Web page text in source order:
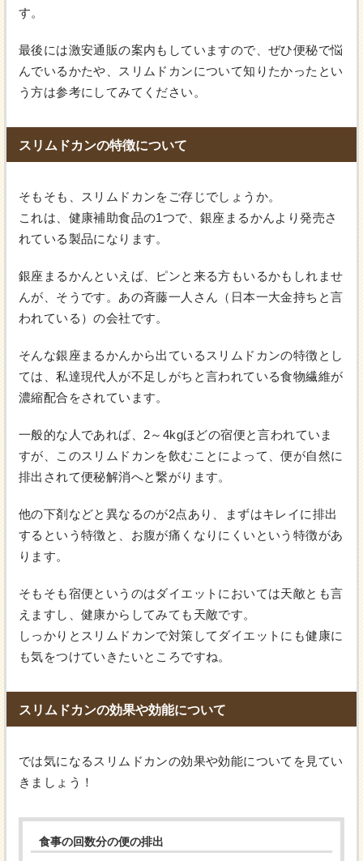
す。
最後には激安通販の案内もしていますので、ぜひ便秘で悩
んでいるかたや、スリムドカンについて知りたかったとい
う方は参考にしてみてください。
スリムドカンの特徴について
そもそも、スリムドカンをご存じでしょうか。
これは、健康補助食品の1つで、銀座まるかんより発売さ
れている製品になります。
銀座まるかんといえば、ピンと来る方もいるかもしれませ
んが、そうです。あの斉藤一人さん（日本一大金持ちと言
われている）の会社です。
そんな銀座まるかんから出ているスリムドカンの特徴とし
ては、私達現代人が不足しがちと言われている食物繊維が
濃縮配合をされています。
一般的な人であれば、2～4kgほどの宿便と言われていま
すが、このスリムドカンを飲むことによって、便が自然に
排出されて便秘解消へと繋がります。
他の下剤などと異なるのが2点あり、まずはキレイに排出
するという特徴と、お腹が痛くなりにくいという特徴があ
ります。
そもそも宿便というのはダイエットにおいては天敵とも言
えますし、健康からしてみても天敵です。
しっかりとスリムドカンで対策してダイエットにも健康に
も気をつけていきたいところですね。
スリムドカンの効果や効能について
では気になるスリムドカンの効果や効能についてを見てい
きましょう！
食事の回数分の便の排出